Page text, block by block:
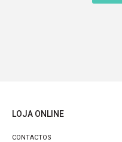
LOJA ONLINE
CONTACTOS